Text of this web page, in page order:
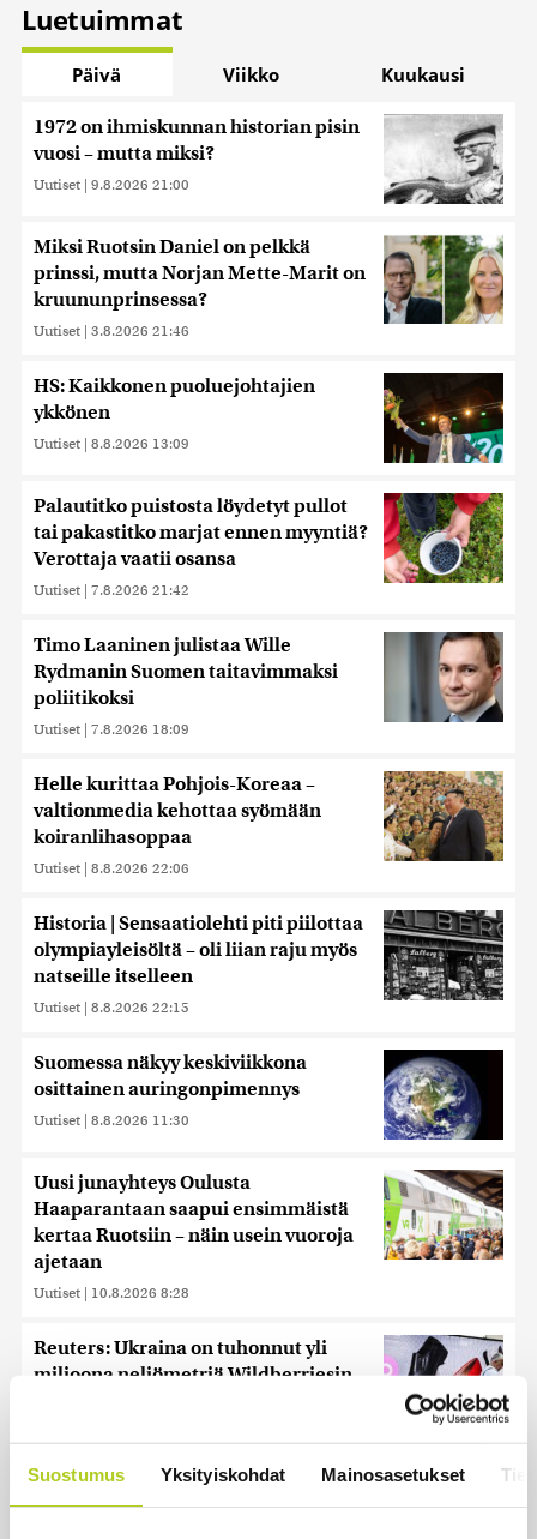
Suostumus Yksityiskohdat Mainosasetukset
Luetuimmat
Päivä Viikko Kuukausi
1972 on ihmiskunnan historian pisin
vuosi – mutta miksi?
Uutiset | 9.8.2026 21:00
Miksi Ruotsin Daniel on pelkkä
prinssi, mutta Norjan Mette-Marit on
kruununprinsessa?
Uutiset | 3.8.2026 21:46
HS: Kaikkonen puoluejohtajien
ykkönen
Uutiset | 8.8.2026 13:09
Palautitko puistosta löydetyt pullot
tai pakastitko marjat ennen myyntiä?
Verottaja vaatii osansa
Uutiset | 7.8.2026 21:42
Timo Laaninen julistaa Wille
Rydmanin Suomen taitavimmaksi
poliitikoksi
Uutiset | 7.8.2026 18:09
Helle kurittaa Pohjois-Koreaa –
valtionmedia kehottaa syömään
koiranlihasoppaa
Uutiset | 8.8.2026 22:06
Historia | Sensaatiolehti piti piilottaa
olympiayleisöltä – oli liian raju myös
natseille itselleen
Uutiset | 8.8.2026 22:15
Suomessa näkyy keskiviikkona
osittainen auringonpimennys
Uutiset | 8.8.2026 11:30
Uusi junayhteys Oulusta
Haaparantaan saapui ensimmäistä
kertaa Ruotsiin – näin usein vuoroja
ajetaan
Uutiset | 10.8.2026 8:28
Reuters: Ukraina on tuhonnut yli
miljoona neliömetriä Wildberriesin